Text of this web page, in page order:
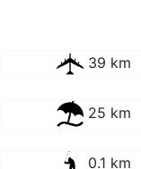
39 km
25 km
0.1 km